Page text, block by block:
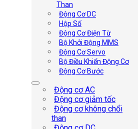
Than
Động Cơ DC
Hộp Số
Động Cơ Điện Từ
Bộ Khởi Động MMS
Động Cơ Servo
Bộ Điều Khiển Động Cơ
Động Cơ Bước
Động cơ AC
Động cơ giảm tốc
Động cơ không chổi
than